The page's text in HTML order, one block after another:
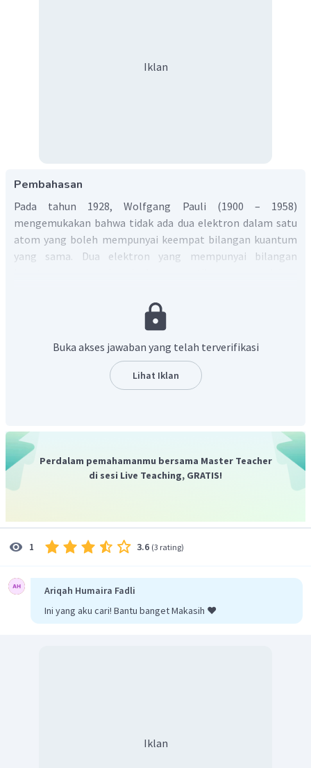
Iklan
Pembahasan
Pada tahun 1928, Wolfgang Pauli (1900 – 1958)
mengemukakan bahwa tidak ada dua elektron dalam satu
atom yang boleh mempunyai keempat bilangan kuantum
yang sama. Dua elektron yang mempunyai bilangan
berpasangan.
Setiap orbital mampu menampung maksimum dua
satu orbital selalu berotasi dalam arah
berlawanan.
Jadi, asas larangan Pauli menjelaskan bahwa tidak ada
dua elektron dalam satu atom yang boleh mempunyai
keempat bilangan kuantum yang
Buka akses jawaban yang telah terverifikasi
Lihat Iklan
Perdalam pemahamanmu bersama Master Teacher
di sesi Live Teaching, GRATIS!
1 3.6 (3 rating)
Ariqah Humaira Fadli
Ini yang aku cari! Bantu banget Makasih ❤️
Iklan